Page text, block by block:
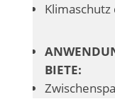
Klimaschutz
BIETE: